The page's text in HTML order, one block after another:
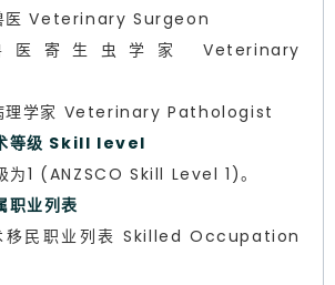
医 Veterinary Surgeon
医寄生虫学家 Veterinary
理学家 Veterinary Pathologist
等级 Skill level
为1 (ANZSCO Skill Level 1)。
职业列表
移民职业列表 Skilled Occupation